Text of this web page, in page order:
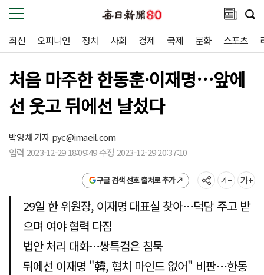
최신 오피니언 정치 사회 경제 국제 문화 스포츠
처음 마주한 한동훈·이재명…앞에
선 웃고 뒤에선 날섰다
박영채 기자pyc@imaeil.com
입력 2023-12-29 18:09:49 수정 2023-12-29 20:37:10
구글 검색 선호 출처로 추가
29일 한 위원장, 이재명 대표실 찾아…덕담 주고 받
으며 여야 협력 다짐
법안 처리 대화…쌍특검은 침묵
뒤에선 이재명 "韓, 협치 마인드 없어" 비판…한동